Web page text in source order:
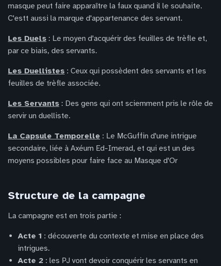
masque peut faire apparaître la faux quand il le souhaite.
C'estt aussi la marque d'appartenance des servant.
Les Duels : Le moyen d'acquérir des feuilles de trèfle et,
par ce biais, des servants.
Les Duellistes : Ceux qui possèdent des servants et les
feuilles de trèfle associée.
Les Servants : Des gens qui ont sciemment pris le rôle de
servir un duelliste.
La Capsule Temporelle : Le McGuffin d'une intrigue
secondaire, liée à Axéum Ed-Imerad, et qui est un des
moyens possibles pour faire face au Masque d'Or
Structure de la campagne
La campagne est en trois partie :
Acte 1 : découverte du contexte et mise en place des
intrigues.
Acte 2 : les PJ vont devoir conquérir les servants en